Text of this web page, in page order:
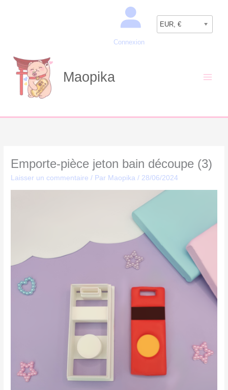
Connexion
EUR, €
Maopika
Emporte-pièce jeton bain découpe (3)
Laisser un commentaire / Par Maopika/ 28/06/2024
Recherche